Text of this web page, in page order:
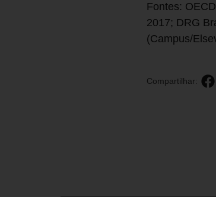
Fontes:
2017; DRG
(Campus/
Compartilhar: